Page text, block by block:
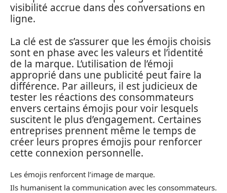
visibilité accrue dans des conversations en
ligne.
La clé est de s’assurer que les émojis choisis
sont en phase avec les valeurs et l’identité
de la marque. L’utilisation de l’émoji
approprié dans une publicité peut faire la
différence. Par ailleurs, il est judicieux de
tester les réactions des consommateurs
envers certains émojis pour voir lesquels
suscitent le plus d’engagement. Certaines
entreprises prennent même le temps de
créer leurs propres émojis pour renforcer
cette connexion personnelle.
Les émojis renforcent l’image de marque.
Ils humanisent la communication avec les consommateurs.